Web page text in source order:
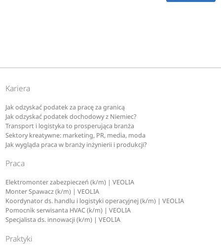
Kariera
Jak odzyskać podatek za pracę za granicą
Jak odzyskać podatek dochodowy z Niemiec?
Transport i logistyka to prosperująca branża
Sektory kreatywne: marketing, PR, media, moda
Jak wygląda praca w branży inżynierii i produkcji?
Praca
Elektromonter zabezpieczeń (k/m) | VEOLIA
Monter Spawacz (k/m) | VEOLIA
Koordynator ds. handlu i logistyki operacyjnej (k/m) | VEOLIA
Pomocnik serwisanta HVAC (k/m) | VEOLIA
Specjalista ds. innowacji (k/m) | VEOLIA
Praktyki